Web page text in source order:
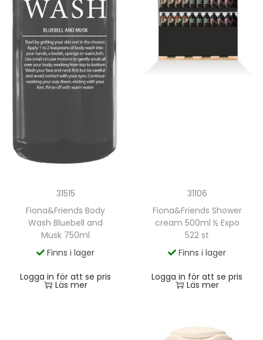
31515
Fiona&Friends Body
Wash Bluebell and
Musk 750ml
Finns i lager
Logga in för att se pris
Läs mer
31106
Fiona&Friends Shower
cream 500ml ½ Expo
522 st
Finns i lager
Logga in för att se pris
Läs mer